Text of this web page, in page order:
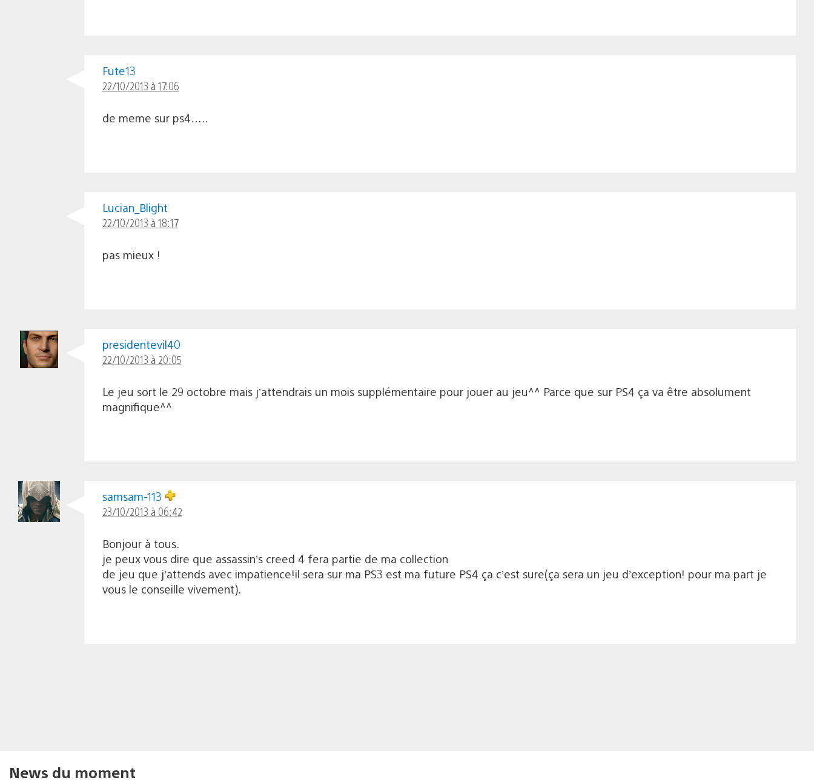
Fute13
22/10/2013 à 17:06
de meme sur ps4…..
Lucian_Blight
22/10/2013 à 18:17
pas mieux !
presidentevil40
22/10/2013 à 20:05
Le jeu sort le 29 octobre mais j’attendrais un mois supplémentaire pour jouer au jeu^^ Parce que sur PS4 ça va être absolument
magnifique^^
samsam-113
23/10/2013 à 06:42
Bonjour à tous.
je peux vous dire que assassin’s creed 4 fera partie de ma collection
de jeu que j’attends avec impatience!il sera sur ma PS3 est ma future PS4 ça c’est sure(ça sera un jeu d’exception! pour ma part je
vous le conseille vivement).
News du moment